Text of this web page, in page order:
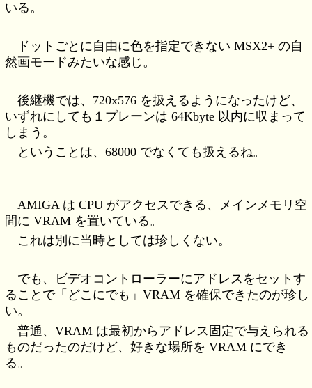
いる。
ドットごとに自由に色を指定できない MSX2+ の自
然画モードみたいな感じ。
後継機では、720x576 を扱えるようになったけど、
いずれにしても１プレーンは 64Kbyte 以内に収まって
しまう。
ということは、68000 でなくても扱えるね。
AMIGA は CPU がアクセスできる、メインメモリ空
間に VRAM を置いている。
これは別に当時としては珍しくない。
でも、ビデオコントローラーにアドレスをセットす
ることで「どこにでも」VRAM を確保できたのが珍し
い。
普通、VRAM は最初からアドレス固定で与えられる
ものだったのだけど、好きな場所を VRAM にでき
る。